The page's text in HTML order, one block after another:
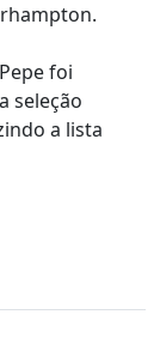
foi
seleção
a lista